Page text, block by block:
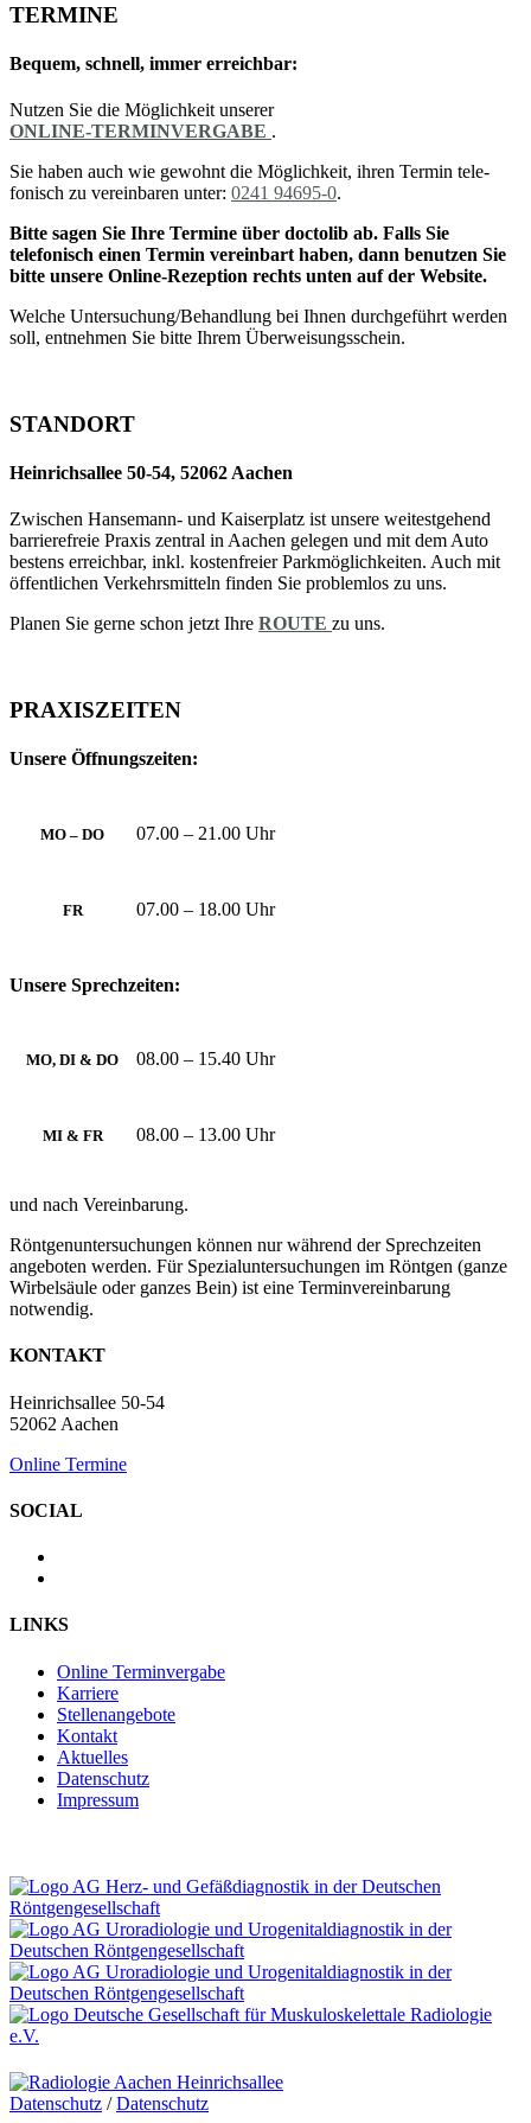
TERMINE
Bequem, schnell, immer erreichbar:
Nutzen Sie die Möglichkeit unserer
ONLINE-TERMINVERGABE .
Sie haben auch wie gewohnt die Möglichkeit, ihren Termin tele­
fonisch zu verein­baren unter: 0241 94695-0.
Bitte sagen Sie Ihre Termine über doctolib ab. Falls Sie
telefonisch einen Termin vereinbart haben, dann benutzen Sie
bitte unsere Online-Rezeption rechts unten auf der Website.
Welche Unter­suchung/­Behandlung bei Ihnen durch­geführt werden
soll, ent­nehmen Sie bitte Ihrem Überweisungs­schein.
STANDORT
Heinrichsallee 50-54, 52062 Aachen
Zwischen Hanse­mann- und Kaiser­platz ist unsere weitest­gehend
barriere­freie Praxis zentral in Aachen gelegen und mit dem Auto
bestens erreichbar, inkl. kosten­freier Park­möglich­keiten. Auch mit
öffent­lichen Verkehrs­mitteln finden Sie problem­los zu uns.
Planen Sie gerne schon jetzt Ihre ROUTE zu uns.
PRAXISZEITEN
Unsere Öffnungszeiten:
MO – DO 07.00 – 21.00 Uhr
FR 07.00 – 18.00 Uhr
Unsere Sprechzeiten:
MO, DI & DO 08.00 – 15.40 Uhr
MI & FR 08.00 – 13.00 Uhr
und nach Vereinbarung.
Röntgenuntersuchungen können nur während der Sprechzeiten
angeboten werden. Für Spezialuntersuchungen im Röntgen (ganze
Wirbelsäule oder ganzes Bein) ist eine Terminvereinbarung
notwendig.
KONTAKT
Heinrichsallee 50-54
52062 Aachen
Online Termine
SOCIAL
LINKS
Online Terminvergabe
Karriere
Stellenangebote
Kontakt
Aktuelles
Datenschutz
Impressum
Datenschutz /Datenschutz